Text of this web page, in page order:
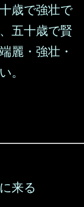
歳で強壮で
五十歳で賢
麗・強壮・
。
来る